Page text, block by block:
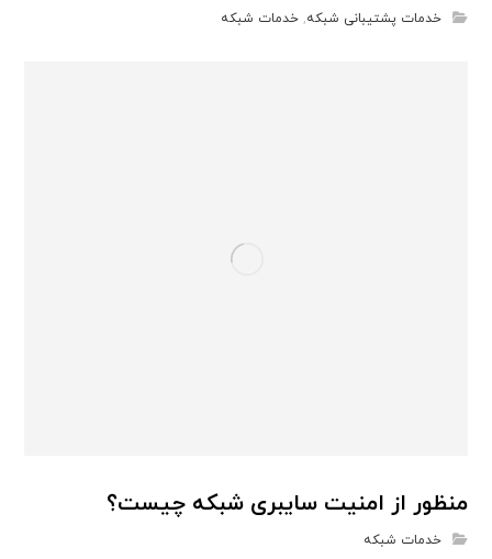
خدمات پشتیبانی شبکه,خدمات شبکه
منظور از امنیت سایبری شبکه چیست؟
خدمات شبکه